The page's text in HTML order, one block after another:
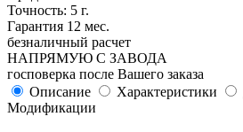
Точность: 5 г.
Гарантия 12 мес.
безналичный расчет
НАПРЯМУЮ С ЗАВОДА
госповерка после Вашего заказа
Описание
Характеристики
Модификации